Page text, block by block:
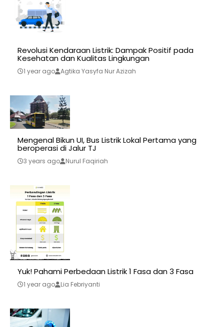
Revolusi Kendaraan Listrik: Dampak Positif pada
Kesehatan dan Kualitas Lingkungan
1 year ago Agtika Yasyfa Nur Azizah
Mengenal Bikun UI, Bus Listrik Lokal Pertama yang
beroperasi di Jalur TJ
3 years ago Nurul Faqiriah
Yuk! Pahami Perbedaan Listrik 1 Fasa dan 3 Fasa
1 year ago Lia Febriyanti